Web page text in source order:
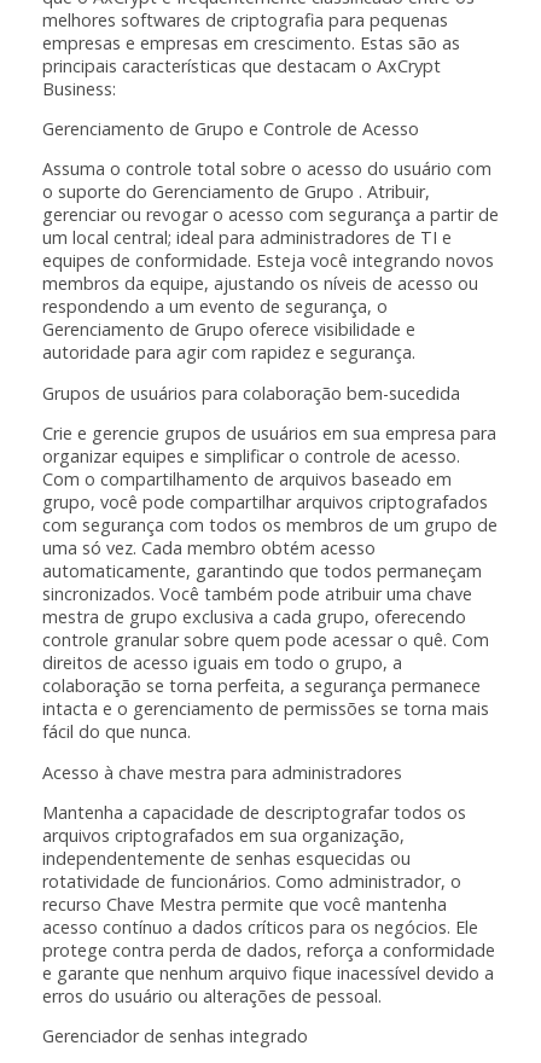
melhores softwares de criptografia para pequenas
empresas e empresas em crescimento. Estas são as
principais características que destacam o AxCrypt
Business:
Gerenciamento de Grupo e Controle de Acesso
Assuma o controle total sobre o acesso do usuário com
o suporte do Gerenciamento de Grupo . Atribuir,
gerenciar ou revogar o acesso com segurança a partir de
um local central; ideal para administradores de TI e
equipes de conformidade. Esteja você integrando novos
membros da equipe, ajustando os níveis de acesso ou
respondendo a um evento de segurança, o
Gerenciamento de Grupo oferece visibilidade e
autoridade para agir com rapidez e segurança.
Grupos de usuários para colaboração bem-sucedida
Crie e gerencie grupos de usuários em sua empresa para
organizar equipes e simplificar o controle de acesso.
Com o compartilhamento de arquivos baseado em
grupo, você pode compartilhar arquivos criptografados
com segurança com todos os membros de um grupo de
uma só vez. Cada membro obtém acesso
automaticamente, garantindo que todos permaneçam
sincronizados. Você também pode atribuir uma chave
mestra de grupo exclusiva a cada grupo, oferecendo
controle granular sobre quem pode acessar o quê. Com
direitos de acesso iguais em todo o grupo, a
colaboração se torna perfeita, a segurança permanece
intacta e o gerenciamento de permissões se torna mais
fácil do que nunca.
Acesso à chave mestra para administradores
Mantenha a capacidade de descriptografar todos os
arquivos criptografados em sua organização,
independentemente de senhas esquecidas ou
rotatividade de funcionários. Como administrador, o
recurso Chave Mestra permite que você mantenha
acesso contínuo a dados críticos para os negócios. Ele
protege contra perda de dados, reforça a conformidade
e garante que nenhum arquivo fique inacessível devido a
erros do usuário ou alterações de pessoal.
Gerenciador de senhas integrado